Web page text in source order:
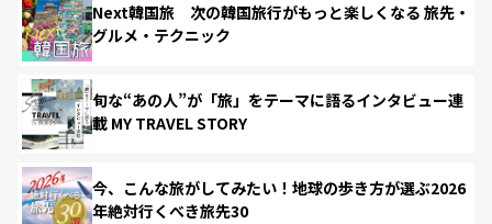
Next韓国旅 次の韓国旅行がもっと楽しくなる 旅先・
グルメ・テクニック
旬な“あの人”が「旅」をテーマに語るインタビュー連
載 MY TRAVEL STORY
今、こんな旅がしてみたい！地球の歩き方が選ぶ2026
年絶対行くべき旅先30